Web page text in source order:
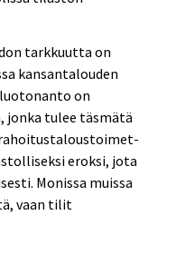
tarkkuutta on
kansantalouden
on
jonka tulee täsmätä
eroksi, jota
Monissa muissa
vaan tilit